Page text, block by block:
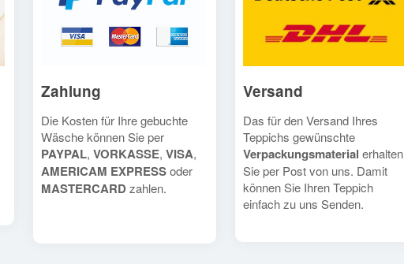
Zahlung
Die Kosten für Ihre gebuchte
Wäsche können Sie per
PAYPAL, VORKASSE, VISA,
AMERICAM EXPRESSoder
MASTERCARDzahlen.
Versand
Das für den Versand Ihres
Teppichs gewünschte
Verpackungsmaterial erhalten
Sie per Post von uns. Damit
können Sie Ihren Teppich
einfach zu uns Senden.